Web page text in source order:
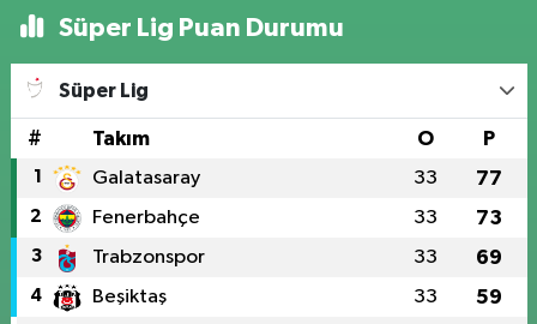
Süper Lig Puan Durumu
Süper Lig
# Takım O P
1 Galatasaray 33 77
2 Fenerbahçe 33 73
3 Trabzonspor 33 69
4 Beşiktaş 33 59